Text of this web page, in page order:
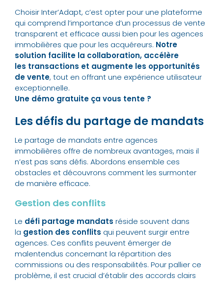
Choisir Inter’Adapt, c’est opter pour une plateforme
qui comprend l’importance d’un processus de vente
transparent et efficace aussi bien pour les agences
immobilières que pour les acquéreurs. Notre
solution facilite la collaboration, accélère
les transactions et augmente les opportunités
de vente, tout en offrant une expérience utilisateur
exceptionnelle.
Une démo gratuite ça vous tente ?
Les défis du partage de mandats
Le partage de mandats entre agences
immobilières offre de nombreux avantages, mais il
n’est pas sans défis. Abordons ensemble ces
obstacles et découvrons comment les surmonter
de manière efficace.
Gestion des conflits
Le défi partage mandats réside souvent dans
la gestion des conflits qui peuvent surgir entre
agences. Ces conflits peuvent émerger de
malentendus concernant la répartition des
commissions ou des responsabilités. Pour pallier ce
problème, il est crucial d’établir des accords clairs